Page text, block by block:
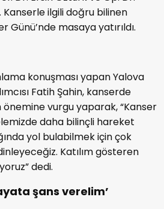
ilgili doğru bilinen
Günü’nde masaya yatırıldı.
konuşması yapan Yalova
Fatih Şahin, kanserde
vurgu yaparak, “Kanser
daha bilinçli hareket
yol bulabilmek için çok
Katılım gösteren
dedi.
şans verelim’